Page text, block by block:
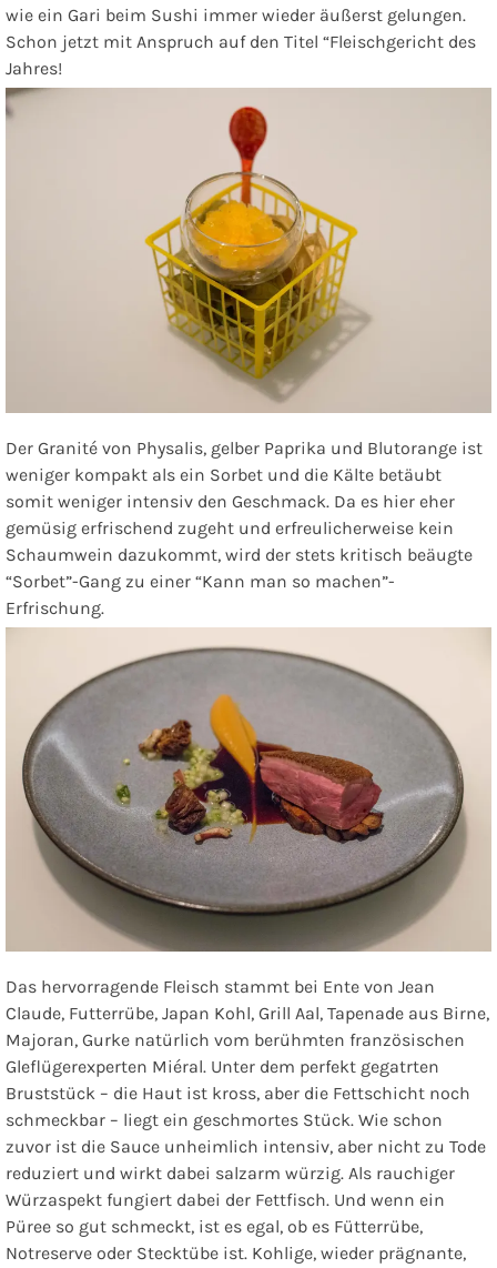
wie ein Gari beim Sushi immer wieder äußerst gelungen.
Schon jetzt mit Anspruch auf den Titel “Fleischgericht des
Jahres!
Der Granité von Physalis, gelber Paprika und Blutorange ist
weniger kompakt als ein Sorbet und die Kälte betäubt
somit weniger intensiv den Geschmack. Da es hier eher
gemüsig erfrischend zugeht und erfreulicherweise kein
Schaumwein dazukommt, wird der stets kritisch beäugte
“Sorbet”-Gang zu einer “Kann man so machen”-
Erfrischung.
Das hervorragende Fleisch stammt bei Ente von Jean
Claude, Futterrübe, Japan Kohl, Grill Aal, Tapenade aus Birne,
Majoran, Gurke natürlich vom berühmten französischen
Gleflügerexperten Miéral. Unter dem perfekt gegatrten
Bruststück – die Haut ist kross, aber die Fettschicht noch
schmeckbar – liegt ein geschmortes Stück. Wie schon
zuvor ist die Sauce unheimlich intensiv, aber nicht zu Tode
reduziert und wirkt dabei salzarm würzig. Als rauchiger
Würzaspekt fungiert dabei der Fettfisch. Und wenn ein
Püree so gut schmeckt, ist es egal, ob es Fütterrübe,
Notreserve oder Stecktübe ist. Kohlige, wieder prägnante,